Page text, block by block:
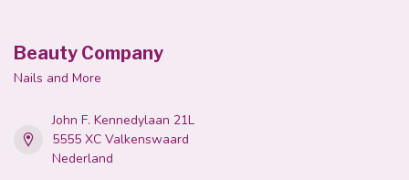
Beauty Company
Nails and More
John F. Kennedylaan 21L
5555 XC Valkenswaard
Nederland